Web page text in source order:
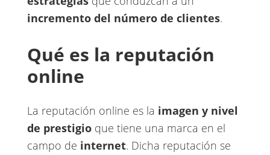
incremento del número de clientes​.
Qué es la reputación
online
La reputación online es la ​ imagen y nivel
de prestigio que tiene una marca en el
campo de ​ internet​. Dicha reputación se